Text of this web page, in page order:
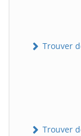
Trouver
Trouver